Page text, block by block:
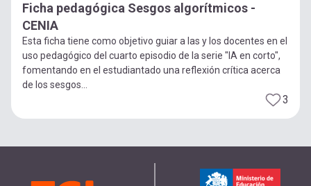
Ficha pedagógica Sesgos algorítmicos -
CENIA
Esta ficha tiene como objetivo guiar a las y los docentes en el
uso pedagógico del cuarto episodio de la serie "IA en corto",
fomentando en el estudiantado una reflexión crítica acerca
de los sesgos...
3